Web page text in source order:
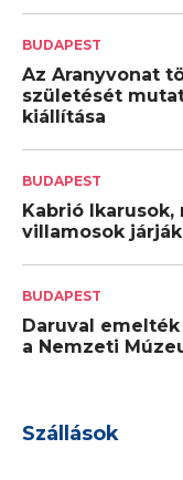
BUDAPEST
Az Aranyvonat
születését
kiállítása
BUDAPEST
Kabrió
villamosok
BUDAPEST
Daruval
a Nemzeti
Szállások